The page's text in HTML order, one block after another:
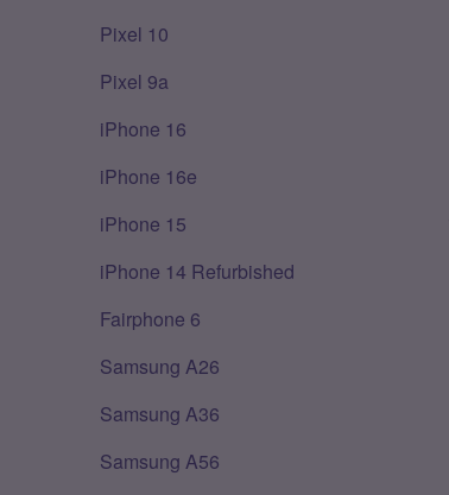
Pixel 10
Pixel 9a
iPhone 16
iPhone 16e
iPhone 15
iPhone 14 Refurbished
Fairphone 6
Samsung A26
Samsung A36
Samsung A56